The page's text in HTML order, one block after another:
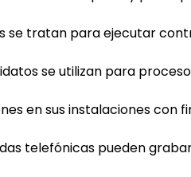
se tratan para ejecutar
se utilizan para
en sus instalaciones con
telefónicas pueden